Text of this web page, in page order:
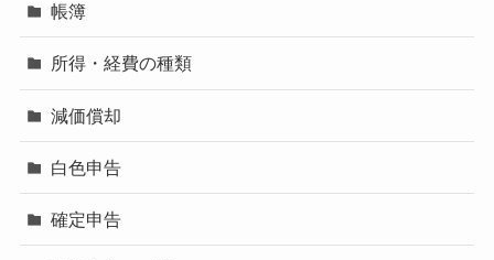
帳簿
所得・経費の種類
減価償却
白色申告
確定申告